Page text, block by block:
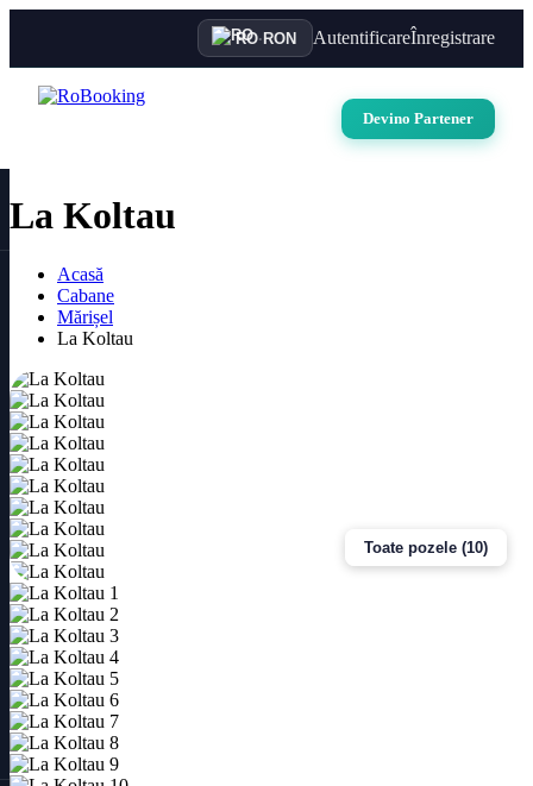
RO·RON AutentificareÎnregistrare
Devino Partener
La Koltau
Acasă
Cabane
Mărișel
La Koltau
Toate pozele (10)